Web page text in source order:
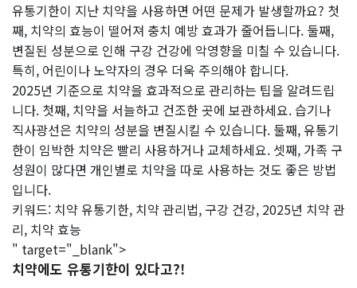
유통기한이 지난 치약을 사용하면 어떤 문제가 발생할까요? 첫
째, 치약의 효능이 떨어져 충치 예방 효과가 줄어듭니다. 둘째,
변질된 성분으로 인해 구강 건강에 악영향을 미칠 수 있습니다.
특히, 어린이나 노약자의 경우 더욱 주의해야 합니다.
2025년 기준으로 치약을 효과적으로 관리하는 팁을 알려드립
니다. 첫째, 치약을 서늘하고 건조한 곳에 보관하세요. 습기나
직사광선은 치약의 성분을 변질시킬 수 있습니다. 둘째, 유통기
한이 임박한 치약은 빨리 사용하거나 교체하세요. 셋째, 가족 구
성원이 많다면 개인별로 치약을 따로 사용하는 것도 좋은 방법
입니다.
키워드: 치약 유통기한, 치약 관리법, 구강 건강, 2025년 치약 관
리, 치약 효능
" target="_blank">
치약에도 유통기한이 있다고?!